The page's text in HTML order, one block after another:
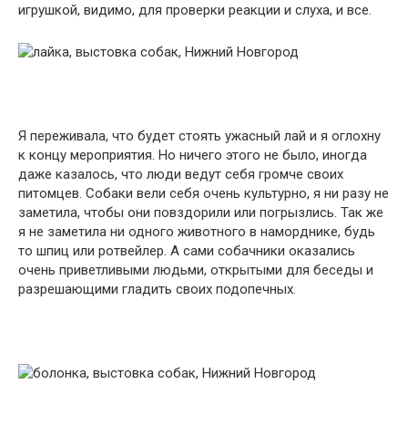
игрушкой, видимо, для проверки реакции и слуха, и все.
Я переживала, что будет стоять ужасный лай и я оглохну
к концу мероприятия. Но ничего этого не было, иногда
даже казалось, что люди ведут себя громче своих
питомцев. Собаки вели себя очень культурно, я ни разу не
заметила, чтобы они повздорили или погрызлись. Так же
я не заметила ни одного животного в наморднике, будь
то шпиц или ротвейлер. А сами собачники оказались
очень приветливыми людьми, открытыми для беседы и
разрешающими гладить своих подопечных.